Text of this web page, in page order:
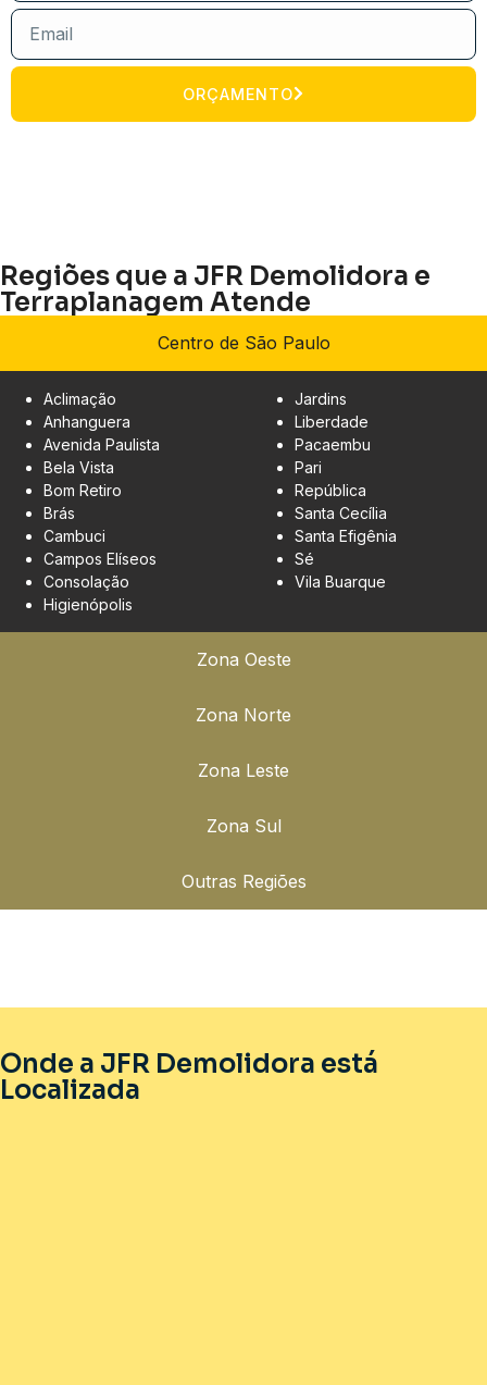
ORÇAMENTO
Regiões que a JFR Demolidora e
Terraplanagem Atende
Centro de São Paulo
Zona Oeste
Zona Norte
Zona Leste
Zona Sul
Outras Regiões
Aclimação
Anhanguera
Avenida Paulista
Bela Vista
Bom Retiro
Brás
Cambuci
Campos Elíseos
Consolação
Higienópolis
Jardins
Liberdade
Pacaembu
Pari
República
Santa Cecília
Santa Efigênia
Sé
Vila Buarque
Onde a JFR Demolidora está
Localizada